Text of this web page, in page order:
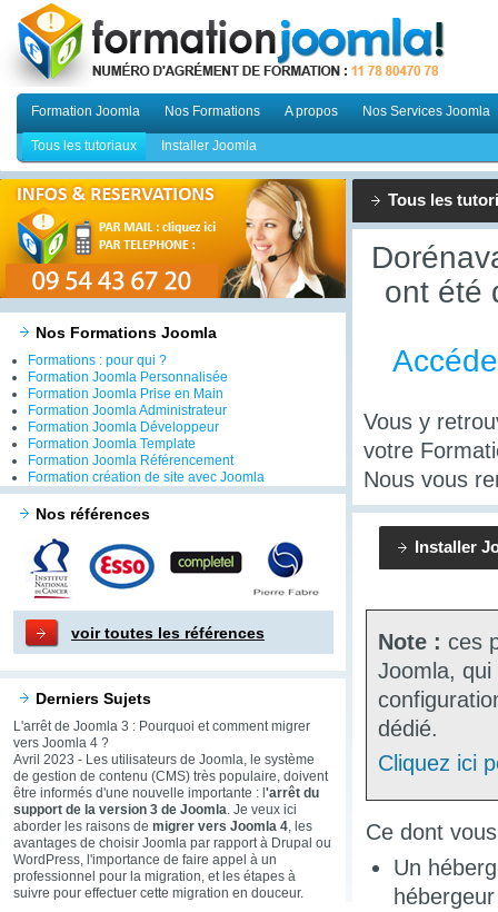
Formation Joomla Nos Formations A propos Nos Services Joomla
Tous les tutoriaux Installer Joomla
Nos Formations Joomla
Formations : pour qui ?
Formation Joomla Personnalisée
Formation Joomla Prise en Main
Formation Joomla Administrateur
Formation Joomla Développeur
Formation Joomla Template
Formation Joomla Référencement
Formation création de site avec Joomla
Nos références
voir toutes les références
Derniers Sujets
L'arrêt de Joomla 3 : Pourquoi et comment migrer
vers Joomla 4 ?
Avril 2023 - Les utilisateurs de Joomla, le système
de gestion de contenu (CMS) très populaire, doivent
être informés d'une nouvelle importante : l 'arrêt du
support de la version 3 de Joomla. Je veux ici
aborder les raisons de migrer vers Joomla 4, les
avantages de choisir Joomla par rapport à Drupal ou
WordPress, l'importance de faire appel à un
professionnel pour la migration, et les étapes à
suivre pour effectuer cette migration en douceur.
Tous les
ont été
Vous y
votre
Nous vous
Installer
Note : ces
Joomla,
dédié.
Cliquez ici
Ce dont
Un